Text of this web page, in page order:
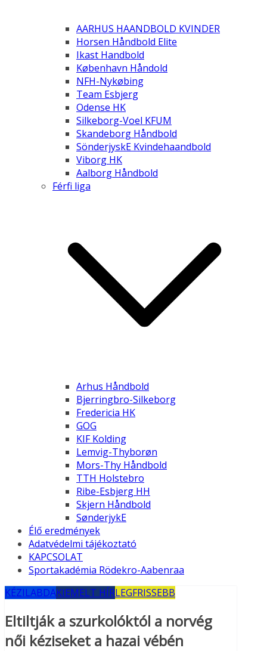
AARHUS HAANDBOLD KVINDER
Horsen Håndbold Elite
Ikast Handbold
København Håndold
NFH-Nykøbing
Team Esbjerg
Odense HK
Silkeborg-Voel KFUM
Skandeborg Håndbold
SönderjyskE Kvindehaandbold
Viborg HK
Aalborg Håndbold
Férfi liga
Arhus Håndbold
Bjerringbro-Silkeborg
Fredericia HK
GOG
KIF Kolding
Lemvig-Thyborøn
Mors-Thy Håndbold
TTH Holstebro
Ribe-Esbjerg HH
Skjern Håndbold
SønderjykE
Élő eredmények
Adatvédelmi tájékoztató
KAPCSOLAT
Sportakadémia Rödekro-Aabenraa
KÉZILABDAKIEMELT HÍRLEGFRISSEBB
Eltiltják a szurkolóktól a norvég
női kéziseket a hazai vébén